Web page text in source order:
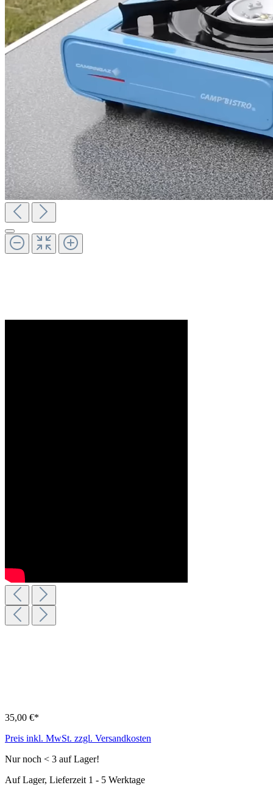
35,00 €*
Preis inkl. MwSt. zzgl. Versandkosten
Nur noch < 3 auf Lager!
Auf Lager, Lieferzeit 1 - 5 Werktage